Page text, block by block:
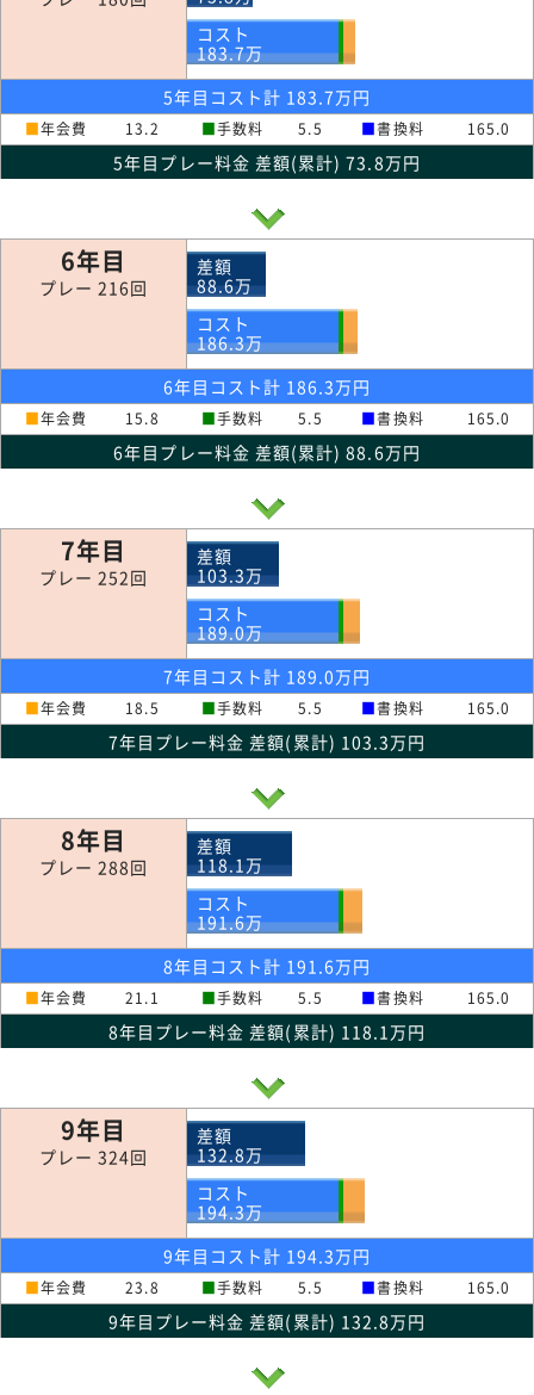
コスト
183.7万
5年目コスト計 183.7万円
■年会費 13.2 ■手数料 5.5 ■書換料 165.0
5年目プレー料金 差額(累計) 73.8万円
6年目
プレー 216回
差額
88.6万
コスト
186.3万
6年目コスト計 186.3万円
■年会費 15.8 ■手数料 5.5 ■書換料 165.0
6年目プレー料金 差額(累計) 88.6万円
7年目
プレー 252回
差額
103.3万
コスト
189.0万
7年目コスト計 189.0万円
■年会費 18.5 ■手数料 5.5 ■書換料 165.0
7年目プレー料金 差額(累計) 103.3万円
8年目
プレー 288回
差額
118.1万
コスト
191.6万
8年目コスト計 191.6万円
■年会費 21.1 ■手数料 5.5 ■書換料 165.0
8年目プレー料金 差額(累計) 118.1万円
9年目
プレー 324回
差額
132.8万
コスト
194.3万
9年目コスト計 194.3万円
■年会費 23.8 ■手数料 5.5 ■書換料 165.0
9年目プレー料金 差額(累計) 132.8万円